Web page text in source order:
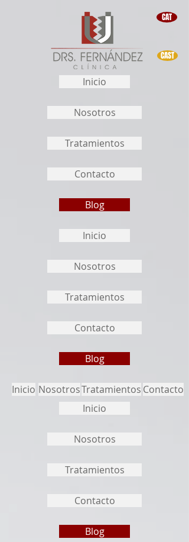
CAT
CAST
Inicio
Nosotros
Tratamientos
Contacto
Blog
Inicio
Nosotros
Tratamientos
Contacto
Blog
Inicio NosotrosTratamientos Contacto
Inicio
Nosotros
Tratamientos
Contacto
Blog